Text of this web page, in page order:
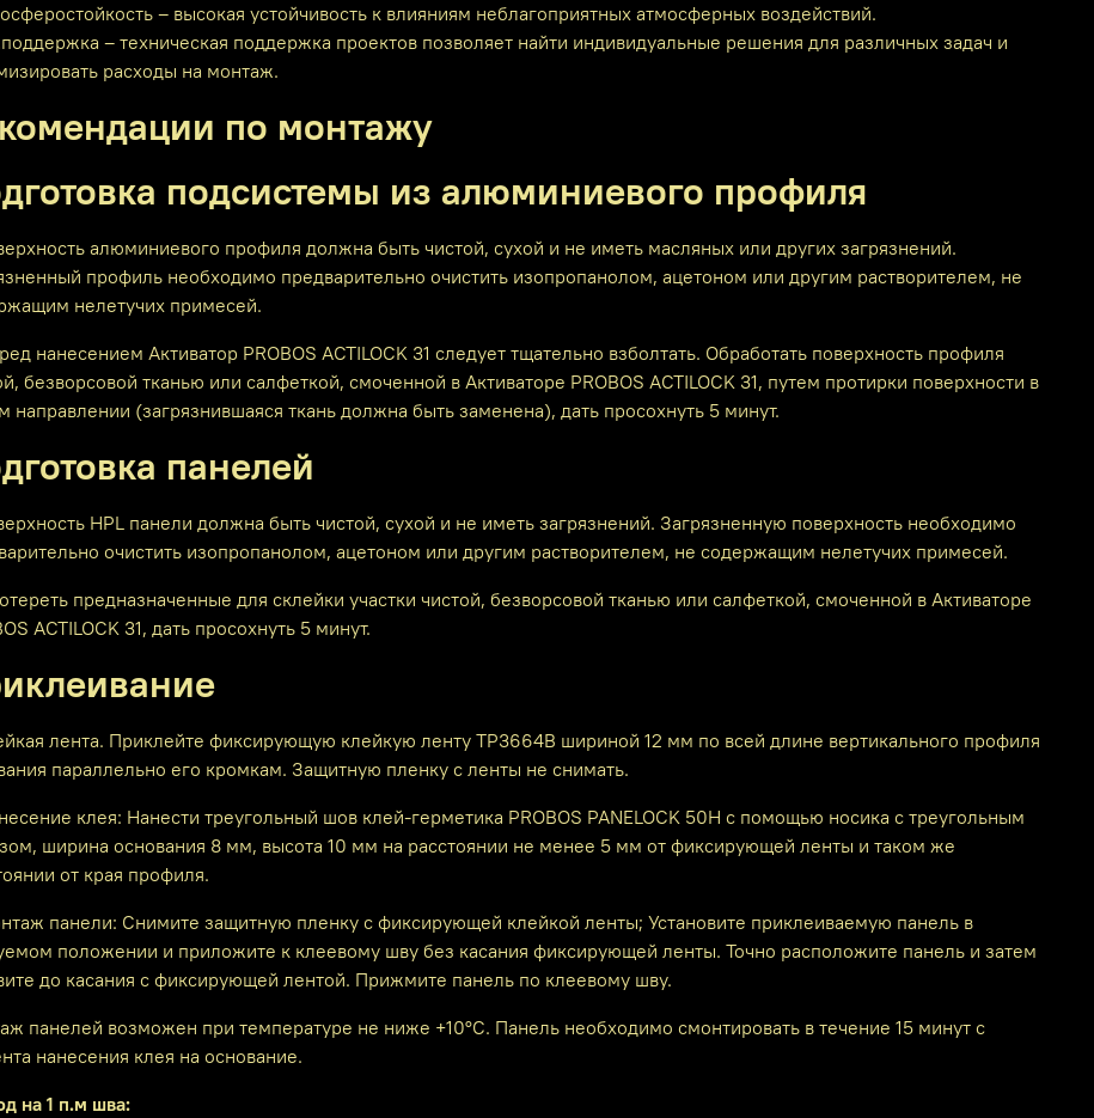
– высокая устойчивость к влияниям неблагоприятных атмосферных воздействий.
– техническая поддержка проектов позволяет найти индивидуальные решения для различных задач и
расходы на монтаж.
по монтажу
подсистемы из алюминиевого профиля
алюминиевого профиля должна быть чистой, сухой и не иметь масляных или других загрязнений.
профиль необходимо предварительно очистить изопропанолом, ацетоном или другим растворителем, не
нелетучих примесей.
нанесением Активатор PROBOS ACTILOCK 31 следует тщательно взболтать. Обработать поверхность профиля
безворсовой тканью или салфеткой, смоченной в Активаторе PROBOS ACTILOCK 31, путем протирки поверхности в
направлении (загрязнившаяся ткань должна быть заменена), дать просохнуть 5 минут.
панелей
HPL панели должна быть чистой, сухой и не иметь загрязнений. Загрязненную поверхность необходимо
очистить изопропанолом, ацетоном или другим растворителем, не содержащим нелетучих примесей.
предназначенные для склейки участки чистой, безворсовой тканью или салфеткой, смоченной в Активаторе
ACTILOCK 31, дать просохнуть 5 минут.
лента. Приклейте фиксирующую клейкую ленту ТР3664В шириной 12 мм по всей длине вертикального профиля
параллельно его кромкам. Защитную пленку с ленты не снимать.
клея: Нанести треугольный шов клей-герметика PROBOS PANELOCK 50H с помощью носика с треугольным
ширина основания 8 мм, высота 10 мм на расстоянии не менее 5 мм от фиксирующей ленты и таком же
от края профиля.
панели: Снимите защитную пленку с фиксирующей клейкой ленты; Установите приклеиваемую панель в
положении и приложите к клеевому шву без касания фиксирующей ленты. Точно расположите панель и затем
до касания с фиксирующей лентой. Прижмите панель по клеевому шву.
панелей возможен при температуре не ниже +10°С. Панель необходимо смонтировать в течение 15 минут с
нанесения клея на основание.
на 1 п.м шва: